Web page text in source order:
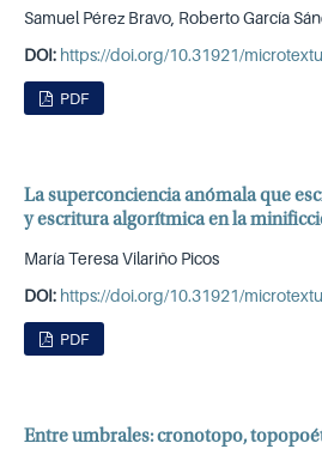
Samuel Pérez Bravo, Roberto García
DOI: https://doi.org/10.31921/
PDF
La superconciencia anómala que
y escritura algorítmica en la
María Teresa Vilariño Picos
DOI: https://doi.org/10.31921/
PDF
Entre umbrales: cronotopo,